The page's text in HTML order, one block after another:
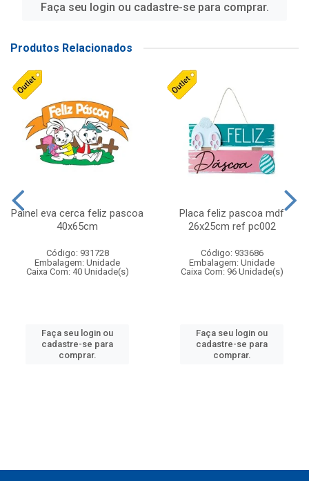
Faça seu login ou cadastre-se para comprar.
Produtos Relacionados
Painel eva cerca feliz pascoa
40x65cm
Código: 931728
Embalagem: Unidade
Caixa Com: 40 Unidade(s)
Faça seu login ou
cadastre-se para
comprar.
Placa feliz pascoa mdf
26x25cm ref pc002
Código: 933686
Embalagem: Unidade
Caixa Com: 96 Unidade(s)
Faça seu login ou
cadastre-se para
comprar.